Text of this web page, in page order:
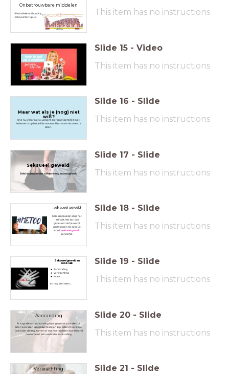
Onbetrouwbare middelen
- Periodieke onthouding
- Coïtus interruptus
This item has no instructions
Slide 15 - Video
This item has no instructions
Maar wat als je (nog) niet
wilt?
Of je nu wel of niet al uit bent over jouw identiteit; niet
iedereen is op hetzelfde moment klaar om er iets mee te
doen.
Slide 16 - Slide
This item has no instructions
Seksueel geweld
Seks hebben zonder toestemming en met geweld
Slide 17 - Slide
This item has no instructions
seksueel geweld
Seks kan leuk zijn als je het
zelf wilt. Het kan ook
gebeuren dat je wordt
gedwongen tot seks. Dit
wordtseksueel geweld
genoemd.
Slide 18 - Slide
This item has no instructions
Seksueel geweld en
misbruik
Aanranding
Verkrachting
Incest
en nog veel meer...
Slide 19 - Slide
This item has no instructions
Aanranding
Er is sprake van aanranding bij ongewenst aanraken of
laten aanraken van geslachtsdelen (bijv. billen of borsten).
Ook onder dwang zoenen of toe moeten kijken hoe iemand
masturbeert valt ook onder aanranding.
Slide 20 - Slide
This item has no instructions
Verkrachting Slide 21 - Slide